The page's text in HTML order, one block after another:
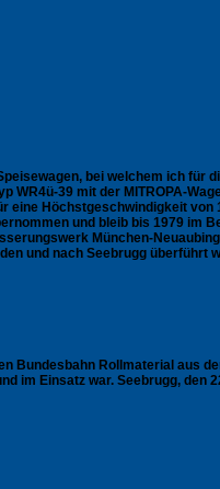
bei welchem ich für
WR4ü-39 mit der MITROPA-
Höchstgeschwindigkeit von
und bleib bis 1979 im
München-
und nach Seebrugg
Bundesbahn Rollmaterial aus
im Einsatz war. Seebrugg, den